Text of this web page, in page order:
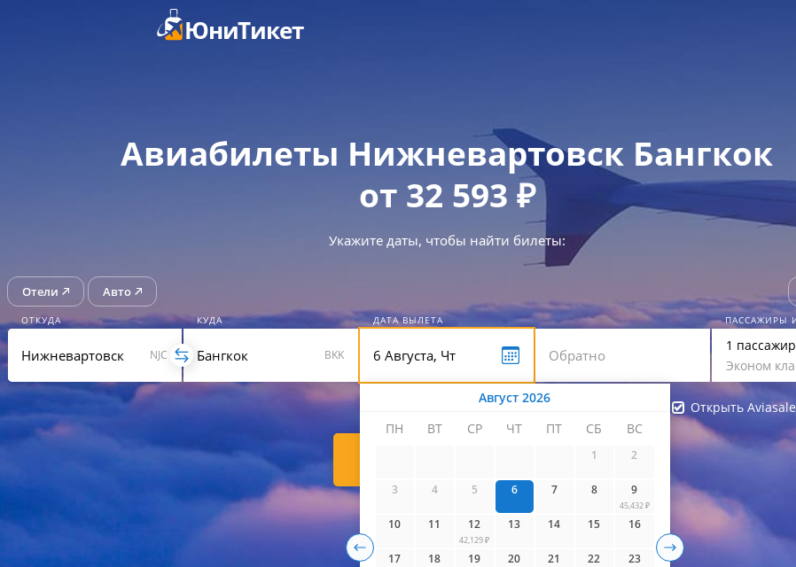
ЮниТикет
Авиабилеты Нижневартовск Бангкок
от 32 593 ₽
Укажите даты, чтобы найти билеты:
Отели Авто
ОТКУДА
NJC
КУДА
BKK
ДАТА ВЫЛЕТА
Август 2026
ПН
ВТ СР ЧТ ПТ СБ ВС
1 2
3 4 5 6 7 8 9
45,432 ₽
10 11 12
42,129 ₽
13 14 15 16
17 18 19 20 21 22 23
ПАССАЖИРЫ
1 пассажир
Эконом
Открыть